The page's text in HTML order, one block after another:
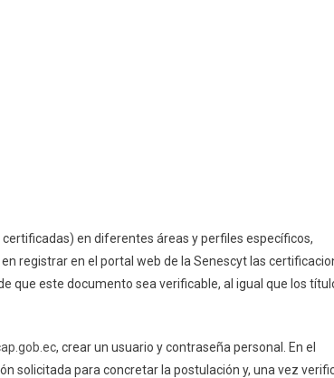
en diferentes áreas y perfiles específicos,
registrar en el portal web de la Senescyt las
que este documento sea verificable, al igual que los
, crear un usuario y contraseña personal. En el
solicitada para concretar la postulación y, una vez